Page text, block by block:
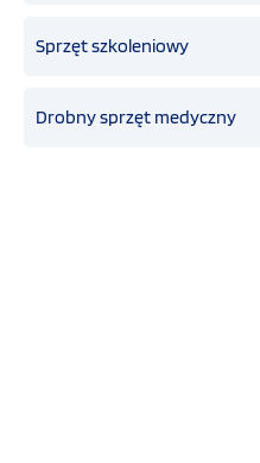
Sprzęt szkoleniowy
Drobny sprzęt medyczny